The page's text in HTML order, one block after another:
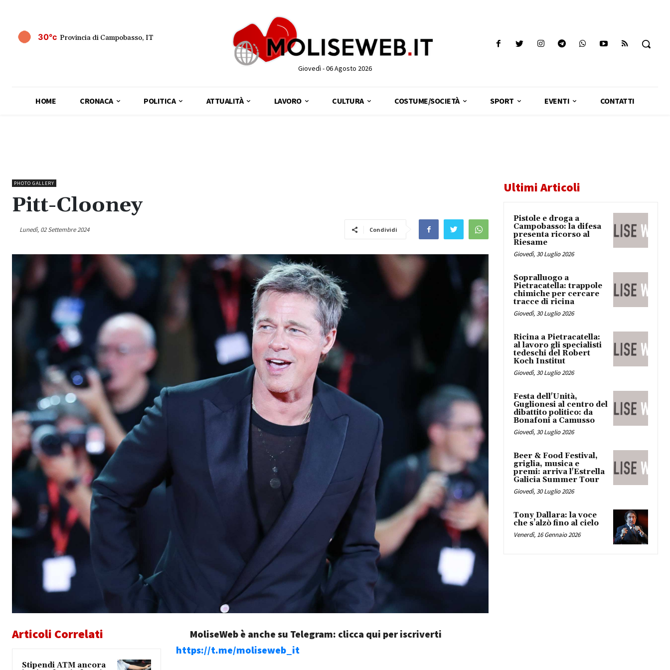
30°c Provincia di Campobasso, IT
Giovedì - 06 Agosto 2026
HOME CRONACA POLITICA ATTUALITÀ LAVORO CULTURA COSTUME/SOCIETÀ SPORT EVENTI CONTATTI
PHOTO GALLERY
Pitt-Clooney
Lunedì, 02 Settembre 2024 Condividi
Articoli Correlati
Stipendi ATM ancora
MoliseWeb è anche su Telegram: clicca qui per iscriverti
https://t.me/moliseweb_it
Ultimi Articoli
Pistole e droga a
Campobasso: la difesa
presenta ricorso al
Riesame
Giovedì, 30 Luglio 2026
Sopralluogo a
Pietracatella: trappole
chimiche per cercare
tracce di ricina
Giovedì, 30 Luglio 2026
Ricina a Pietracatella:
al lavoro gli specialisti
tedeschi del Robert
Koch Institut
Giovedì, 30 Luglio 2026
Festa dell'Unità,
Guglionesi al centro del
dibattito politico: da
Bonafoni a Camusso
Giovedì, 30 Luglio 2026
Beer & Food Festival,
griglia, musica e
premi: arriva l'Estrella
Galicia Summer Tour
Giovedì, 30 Luglio 2026
Tony Dallara: la voce
che s’alzò fino al cielo
Venerdì, 16 Gennaio 2026